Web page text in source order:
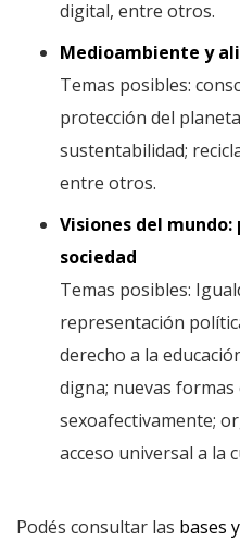
digital, entre otros.
Medioambiente y
Temas posibles:
protección del
sustentabilidad;
entre otros.
Visiones del
sociedad
Temas posibles:
representación
derecho a la
digna; nuevas formas
sexoafectivamente;
acceso universal a la
Podés consultar las bases